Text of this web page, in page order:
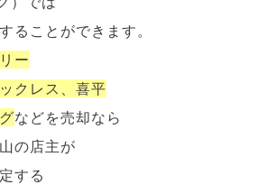
ることができます。
ー
クレス、喜平
などを売却なら
の店主が
する